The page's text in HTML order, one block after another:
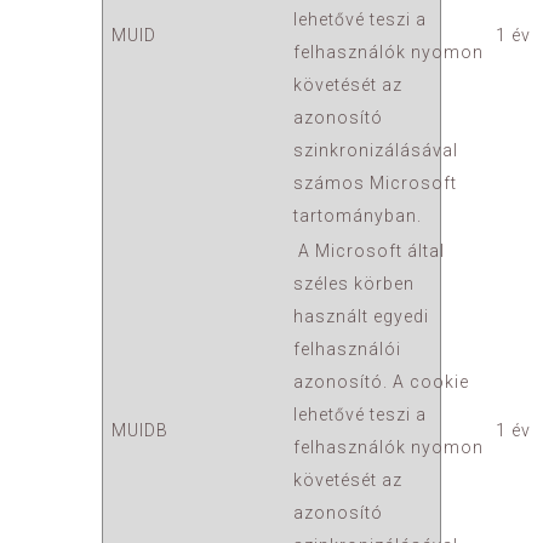
MUID
lehetővé teszi a
felhasználók nyomon
követését az
azonosító
szinkronizálásával
számos Microsoft
tartományban.
1 év
MUIDB
A Microsoft által
széles körben
használt egyedi
felhasználói
azonosító. A cookie
lehetővé teszi a
felhasználók nyomon
követését az
azonosító
1 év